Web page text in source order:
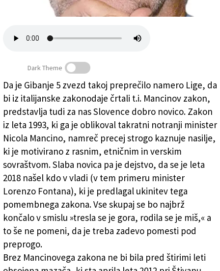
MANJŠINA - Mancino v Štivanu (Sandor Tence)
Dark Theme
Da je Gibanje 5 zvezd takoj preprečilo namero Lige, da
bi iz italijanske zakonodaje črtali t.i. Mancinov zakon,
predstavlja tudi za nas Slovence dobro novico. Zakon
iz leta 1993, ki ga je oblikoval takratni notranji minister
Nicola Mancino, namreč precej strogo kaznuje nasilje,
ki je motivirano z rasnim, etničnim in verskim
sovraštvom. Slaba novica pa je dejstvo, da se je leta
2018 našel kdo v vladi (v tem primeru minister
Lorenzo Fontana), ki je predlagal ukinitev tega
pomembnega zakona. Vse skupaj se bo najbrž
končalo v smislu »tresla se je gora, rodila se je miš,« a
to še ne pomeni, da je treba zadevo pomesti pod
preprogo.
Brez Mancinovega zakona ne bi bila pred štirimi leti